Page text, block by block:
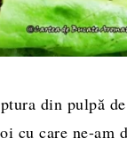
din pulpă
cu care ne-am